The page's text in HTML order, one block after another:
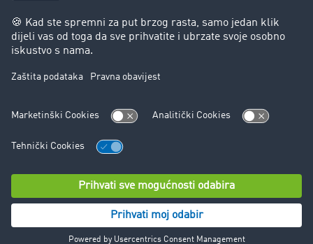
Zaštita podataka
Kolačić-Postavke
Podrška
© TIMOCOM GmbH 2026. Sva prava pridržana